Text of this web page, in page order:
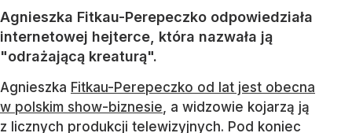
Agnieszka Fitkau-Perepeczko odpowiedziała
internetowej hejterce, która nazwała ją
"odrażającą kreaturą".
Agnieszka Fitkau-Perepeczko od lat jest obecna
w polskim show-biznesie, a widzowie kojarzą ją
z licznych produkcji telewizyjnych. Pod koniec